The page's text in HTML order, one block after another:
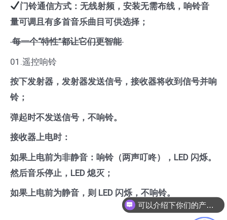
门铃通信方式：无线射频，安装无需布线，响铃音
量可调且有多首音乐曲目可供选择；
每一个“特性”都让它们更智能
01.遥控响铃
按下发射器 ，发射器发送信号，接收器将收到信号并响
铃；
弹起时不发送信号 ，不响铃。
接收器上电时：
如果上电前为非静音：响铃（两声叮咚），LED 闪烁。
然后音乐停止，LED 熄灭；
如果上电前为静音，则 LED 闪烁，不响铃。
可以介绍下你们的产品么